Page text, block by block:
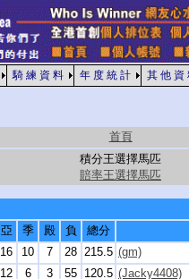
騎 練 資 料 年 度 統 計 其 他 資
首頁
積分王選擇馬匹
賠率王選擇馬匹
亞 季 殿 負 總分
16 10 7 28 215.5 (gm)
12 6 3 55 120.5 (Jacky4408)